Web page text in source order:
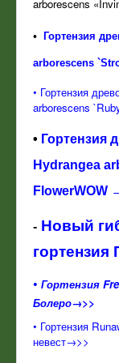
arborescens
• Гортензия
arborescens
• Гортензия
arborescens
• Гортензия
Hydrangea
FlowerWOW
- Новый
• Гортензия
Болеро→>>
• Гортензия
невест→>>